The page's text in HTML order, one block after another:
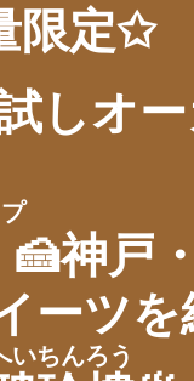
限定✩
しオ
🍰神戸
ーツ
いちんろう